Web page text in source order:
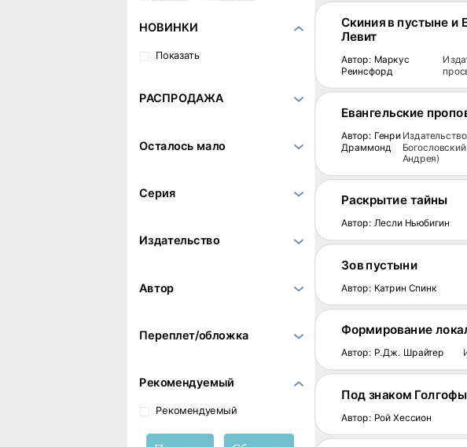
НОВИНКИ
Показать
РАСПРОДАЖА
Осталось мало
Серия
Издательство
Автор
Переплет/обложка
Рекомендуемый
Рекомендуемый
Скиния в пустыне и
Левит
Автор: Маркус
Реинсфорд
Евангельские
Автор: Генри
Драммонд
Андрея)
Раскрытие тайны
Автор: Лесли Ньюбигин
Зов пустыни
Автор: Катрин Спинк
Формирование
Автор: Р.Дж. Шрайтер
Под знаком
Автор: Рой Хессион